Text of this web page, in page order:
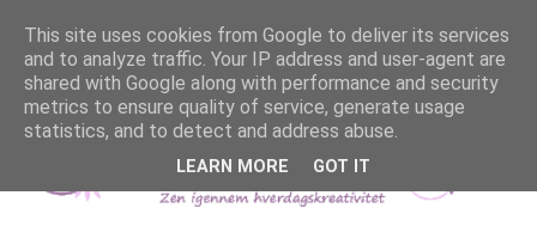
This site uses cookies from Google to deliver its services
and to analyze traffic. Your IP address and user-agent are
shared with Google along with performance and security
metrics to ensure quality of service, generate usage
statistics, and to detect and address abuse.
LEARN MORE GOT IT